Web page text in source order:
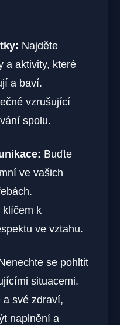
Najděte
a aktivity, které
a baví.
vzrušující
spolu.
Buďte
ve vašich
klíčem k
ve vztahu.
se pohltit
situacemi.
a své zdraví,
naplnění a